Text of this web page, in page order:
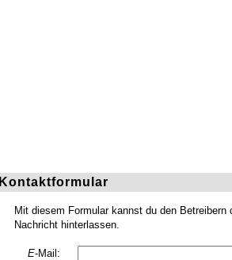
Kontaktformular
Mit diesem Formular kannst du den Betreibern
Nachricht hinterlassen.
E-Mail: